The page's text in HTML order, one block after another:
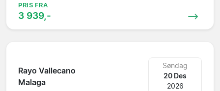
PRIS FRA
3 939,-
Rayo Vallecano
Malaga
Søndag
20 Des
2026